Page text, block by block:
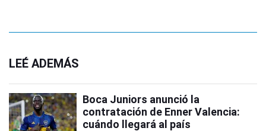
LEÉ ADEMÁS
Boca Juniors anunció la
contratación de Enner Valencia:
cuándo llegará al país